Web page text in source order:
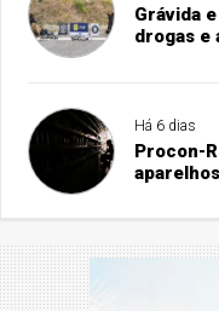
Grávida
drogas e
Há 6 dias
Procon-